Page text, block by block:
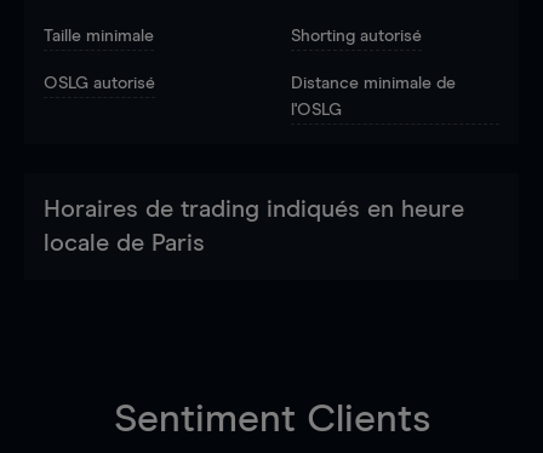
Taille minimale Shorting autorisé
OSLG autorisé
Distance minimale de
l'OSLG
Horaires de trading indiqués en heure
locale de Paris
Sentiment Clients